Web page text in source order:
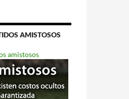
AMISTOSOS
amistosos